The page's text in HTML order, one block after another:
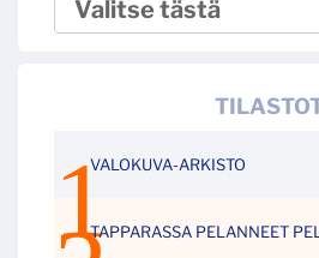
VALOKUVA-ARKISTO
TAPPARASSA PELANNEET